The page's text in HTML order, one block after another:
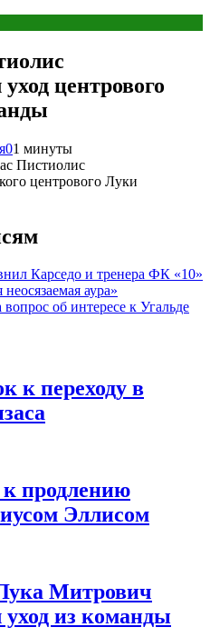
центрового
01 минуты
Пистиолис
центрового Луки
Карседо и тренера ФК «10»
аура»
об интересе к Угальде
к переходу в
продлению
Эллисом
Митрович
из команды